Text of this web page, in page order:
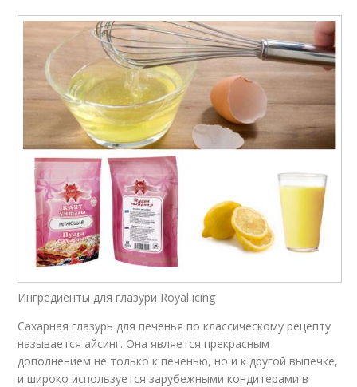
Ингредиенты для глазури Royal icing
Сахарная глазурь для печенья по классическому рецепту
называется айсинг. Она является прекрасным
дополнением не только к печенью, но и к другой выпечке,
и широко используется зарубежными кондитерами в